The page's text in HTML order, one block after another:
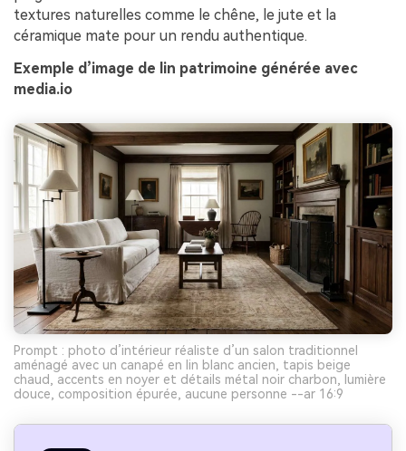
textures naturelles comme le chêne, le jute et la
céramique mate pour un rendu authentique.
Exemple d’image de lin patrimoine générée avec
media.io
Prompt : photo d’intérieur réaliste d’un salon traditionnel
aménagé avec un canapé en lin blanc ancien, tapis beige
chaud, accents en noyer et détails métal noir charbon, lumière
douce, composition épurée, aucune personne --ar 16:9